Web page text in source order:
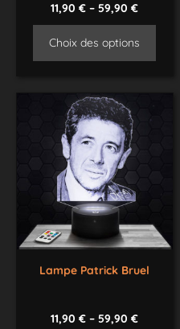
11,90€ –59,90€
Choix des options
Lampe Patrick Bruel
11,90€ –59,90€